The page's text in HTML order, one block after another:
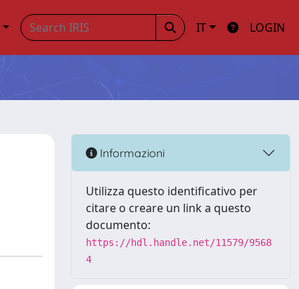
IT LOGIN
Informazioni
Utilizza questo identificativo per
citare o creare un link a questo
documento:
https://hdl.handle.net/11579/9568
4